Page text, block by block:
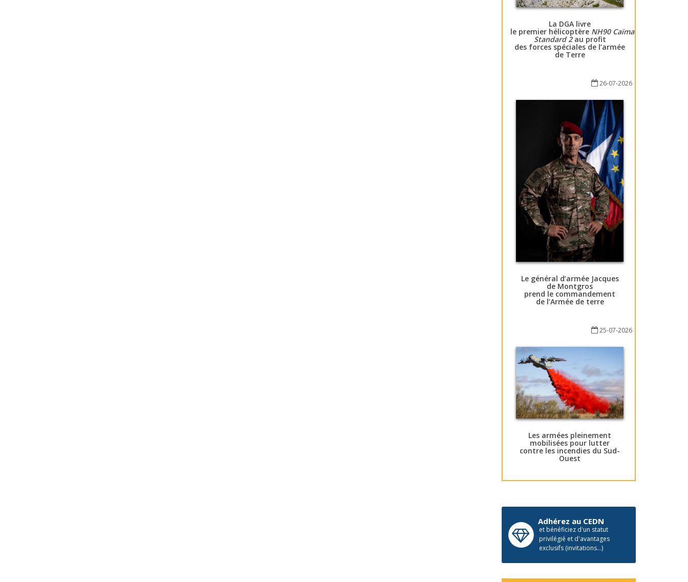
La DGA livre
le premier hélicoptère NH90 Caïman
Standard 2au profit
des forces spéciales de l’armée
de Terre
26-07-2026
Le général d’armée Jacques
de Montgros
prend le commandement
de l’Armée de terre
25-07-2026
Les armées pleinement
mobilisées pour lutter
contre les incendies du Sud-
Ouest
Adhérez au CEDN
et bénéficiez d'un statut
privilégié et d'avantages
exclusifs (invitations...)